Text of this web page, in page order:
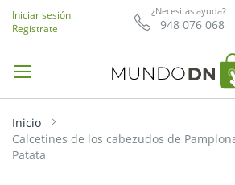
¿Necesitas ayuda?
948 076 068
Iniciar sesión
Regístrate
Inicio
Calcetines de los cabezudos de
Patata